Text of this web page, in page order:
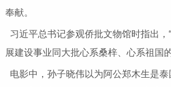
奉献。
习近平总书记参观侨批文物馆时指出
展建设事业同大批心系桑梓、心系祖国
电影中，孙子晓伟以为阿公郑木生是